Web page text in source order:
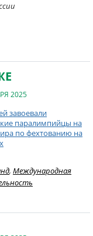
2025
завоевали
паралимпийцы на
по фехтованию на
, Международная